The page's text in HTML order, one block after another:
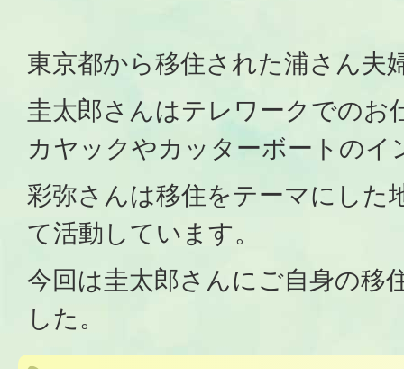
東京都から移住された浦さん夫
圭太郎さんはテレワークでのお
カヤックやカッターボートのイ
彩弥さんは移住をテーマにした
て活動しています。
今回は圭太郎さんにご自身の移
した。